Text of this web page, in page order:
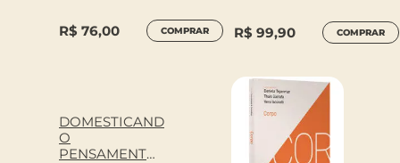
R$ 76,00 COMPRAR R$ 99,90 COMPRAR
DOMESTICAND
O
PENSAMENTO